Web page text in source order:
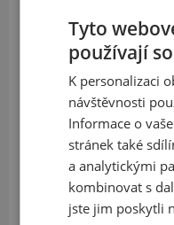
Sledujte nás
Informace
+420
Tyto
používají
K personalizaci
návštěvnosti
Informace o
stránek také
a analytickými
kombinovat s
jste jim poskytli